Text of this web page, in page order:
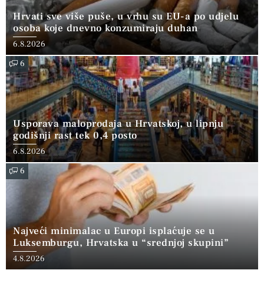
Hrvati sve više puše, u vrhu su EU-a po udjelu
osoba koje dnevno konzumiraju duhan
6.8.2026
6
Usporava maloprodaja u Hrvatskoj, u lipnju
godišnji rast tek 0,4 posto
6.8.2026
6
Najveći minimalac u Europi isplaćuje se u
Luksemburgu, Hrvatska u “srednjoj skupini”
4.8.2026